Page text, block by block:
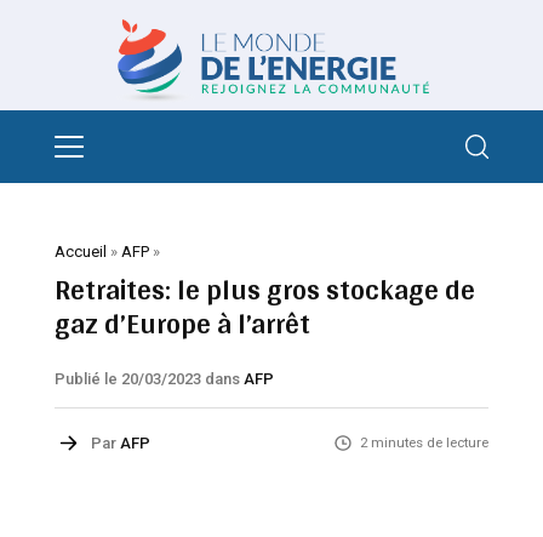
Accueil » AFP»
Retraites: le plus gros stockage de
gaz d’Europe à l’arrêt
Publié le 20/03/2023 dans AFP
Par AFP 2 minutes de lecture